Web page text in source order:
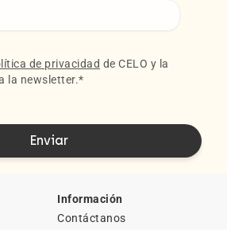
de privacidad de CELO y la
la newsletter.*
Información
Contáctanos